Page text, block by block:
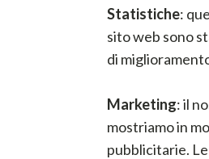
Statistiche:
sito web sono
di
Marketing: il
mostriamo in
pubblicitarie.